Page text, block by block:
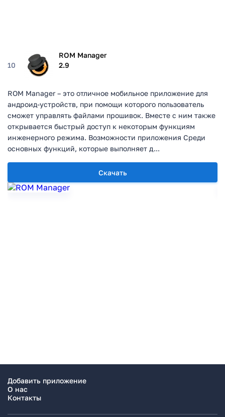
10
ROM Manager
2.9
Скачать
ROM Manager – это отличное мобильное приложение для
андроид-устройств, при помощи которого пользователь
сможет управлять файлами прошивок. Вместе с ним также
открывается быстрый доступ к некоторым функциям
инженерного режима. Возможности приложения Среди
основных функций, которые выполняет д...
Добавить приложение
О нас
Контакты